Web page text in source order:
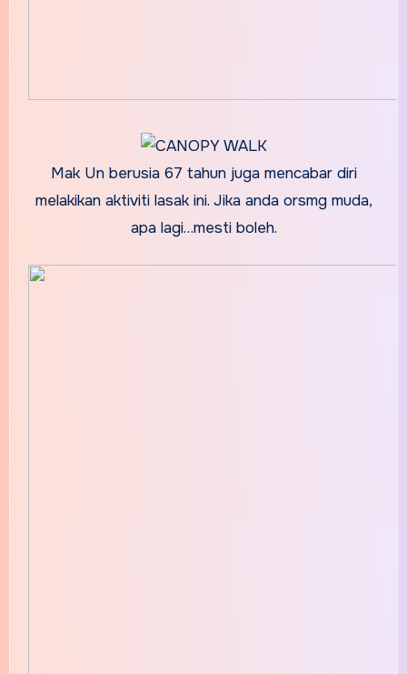
Mak Un berusia 67 tahun juga mencabar diri
melakikan aktiviti lasak ini. Jika anda orsmg muda,
apa lagi…mesti boleh.